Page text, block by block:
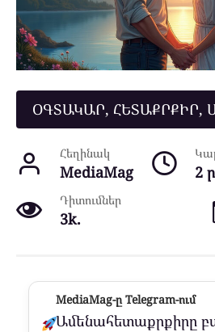
ՕԳՏԱԿԱՐ, ՀԵՏԱՔՐՔԻՐ,
Հեղինակ
MediaMag 2
Դիտումներ
3k.
MediaMag-ը Telegram-ում
Ամենահետաքրքիրը